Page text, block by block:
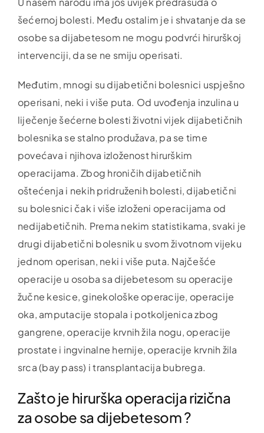
šećernoj bolesti. Među ostalim je i shvatanje da se
osobe sa dijabetesom ne mogu podvrći hirurškoj
intervenciji, da se ne smiju operisati.
Međutim, mnogi su dijabetični bolesnici uspješno
operisani, neki i više puta. Od uvođenja inzulina u
liječenje šećerne bolesti životni vijek dijabetičnih
bolesnika se stalno produžava, pa se time
povećava i njihova izloženost hirurškim
operacijama. Zbog hroničih dijabetičnih
oštećenja i nekih pridruženih bolesti, dijabetični
su bolesnici čak i više izloženi operacijama od
nedijabetičnih. Prema nekim statistikama, svaki je
drugi dijabetični bolesnik u svom životnom vijeku
jednom operisan, neki i više puta. Najčešće
operacije u osoba sa dijebetesom su operacije
žučne kesice, ginekološke operacije, operacije
oka, amputacije stopala i potkoljenica zbog
gangrene, operacije krvnih žila nogu, operacije
prostate i ingvinalne hernije, operacije krvnih žila
srca (bay pass) i transplantacija bubrega.
Zašto je hirurška operacija rizična
za osobe sa dijebetesom ?